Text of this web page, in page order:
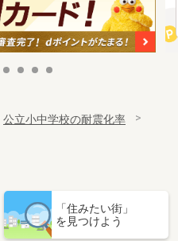
公立小中学校の耐震化率
「住みたい街」
を見つけよう